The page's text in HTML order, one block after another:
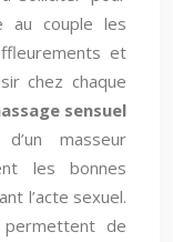
au couple les
et
chez chaque
sensuel
masseur
les bonnes
l’acte sexuel.
de